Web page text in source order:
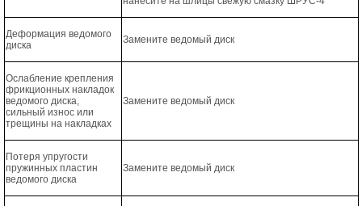
Деформация ведомого
диска
Замените ведомый диск
Ослабление крепления
фрикционных накладок
ведомого диска,
сильный износ или
трещины на накладках
Замените ведомый диск
Потеря упругости
пружинных пластин
ведомого диска
Замените ведомый диск